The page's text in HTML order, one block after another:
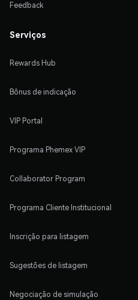
Feedback
Serviços
Rewards Hub
Bônus de indicação
VIP Portal
Programa Phemex VIP
Collaborator Program
Programa Cliente Institucional
Inscrição para listagem
Sugestões de listagem
Negociação de simulação